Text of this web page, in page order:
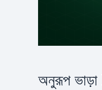
অনুরূপ ভাড়া